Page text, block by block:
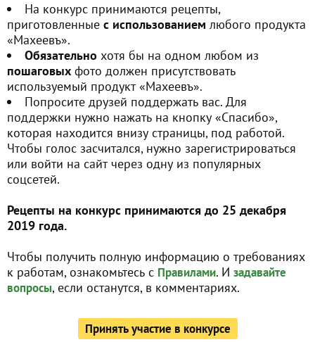
На конкурс принимаются рецепты,
приготовленные с использованием любого продукта
«Махеевъ».
Обязательно хотя бы на одном любом из
пошаговых фото должен присутствовать
используемый продукт «Махеевъ».
Попросите друзей поддержать вас. Для
поддержки нужно нажать на кнопку «Спасибо»,
которая находится внизу страницы, под работой.
Чтобы голос засчитался, нужно зарегистрироваться
или войти на сайт через одну из популярных
соцсетей.
Рецепты на конкурс принимаются до 25 декабря
2019 года.
Чтобы получить полную информацию о требованиях
к работам, ознакомьтесь с Правилами. И задавайте
вопросы, если останутся, в комментариях.
Принять участие в конкурсе